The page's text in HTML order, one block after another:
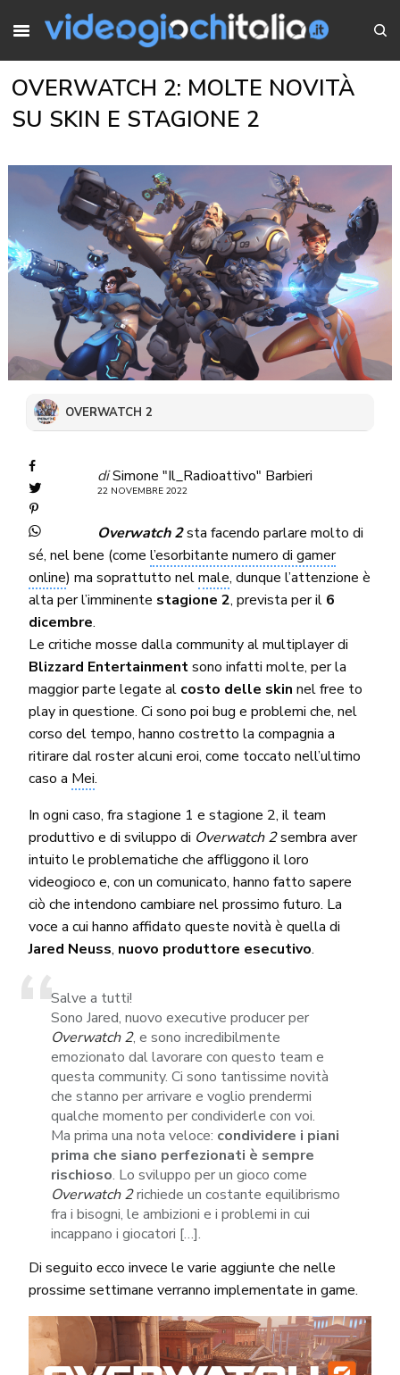
OVERWATCH 2: MOLTE NOVITÀ
SU SKIN E STAGIONE 2
OVERWATCH 2
diSimone "Il_Radioattivo" Barbieri
22 NOVEMBRE 2022
Overwatch 2sta facendo parlare molto di
sé, nel bene (comel’esorbitante numero di gamer
online) ma soprattutto nelmale, dunque l’attenzione è
alta per l’imminente stagione 2, prevista per il 6
dicembre.
Le critiche mosse dalla community al multiplayer di
Blizzard Entertainmentsono infatti molte, per la
maggior parte legate al costo delle skinnel free to
play in questione. Ci sono poi bug e problemi che, nel
corso del tempo, hanno costretto la compagnia a
ritirare dal roster alcuni eroi, come toccato nell’ultimo
caso a Mei.
In ogni caso, fra stagione 1 e stagione 2, il team
produttivo e di sviluppo di Overwatch 2sembra aver
intuito le problematiche che affliggono il loro
videogioco e, con un comunicato, hanno fatto sapere
ciò che intendono cambiare nel prossimo futuro. La
voce a cui hanno affidato queste novità è quella di
Jared Neuss, nuovo produttore esecutivo.
Salve a tutti!
Sono Jared, nuovo executive producer per
Overwatch 2, e sono incredibilmente
emozionato dal lavorare con questo team e
questa community. Ci sono tantissime novità
che stanno per arrivare e voglio prendermi
qualche momento per condividerle con voi.
Ma prima una nota veloce: condividere i piani
prima che siano perfezionati è sempre
rischioso. Lo sviluppo per un gioco come
Overwatch 2richiede un costante equilibrismo
fra i bisogni, le ambizioni e i problemi in cui
incappano i giocatori […].
Di seguito ecco invece le varie aggiunte che nelle
prossime settimane verranno implementate in game.